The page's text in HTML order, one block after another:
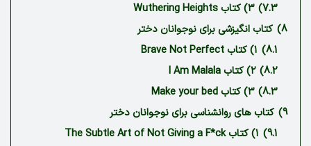
7.3) ۳) کتاب Wuthering Heights
8) کتاب انگیزشی برای نوجوانان دختر
8.1)
۱) کتاب Brave Not Perfect
8.2) ۲) کتاب I Am Malala
8.3) ۳) کتاب Make your bed
9) کتاب های روانشناسی برای نوجوانان دختر
9.1)
۱) کتاب The Subtle Art of Not Giving a F*ck